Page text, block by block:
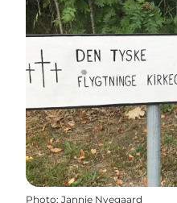
Photo: Jannie Nyegaard